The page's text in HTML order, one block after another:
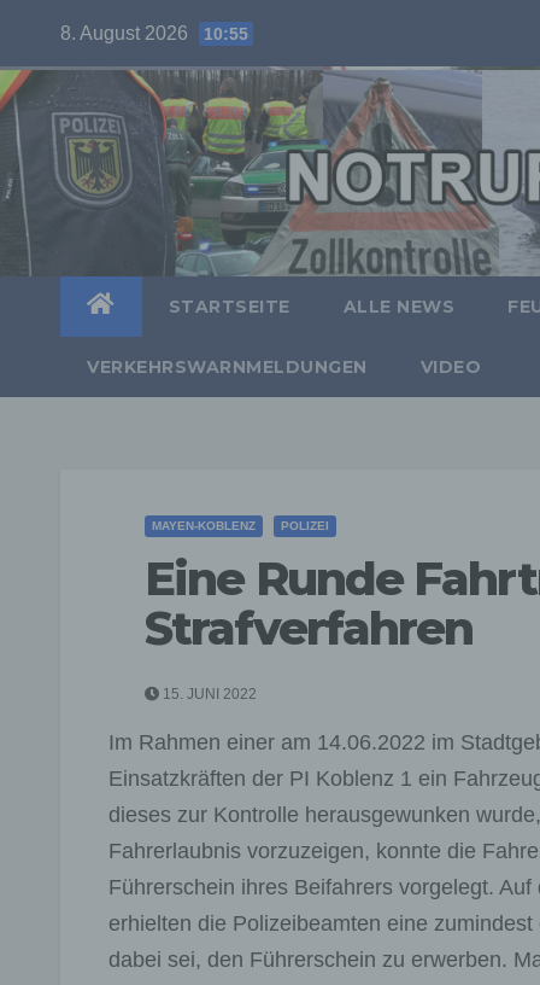
content
8. August 2026 10:55
STARTSEITE ALLE NEWS
VERKEHRSWARNMELDUNGEN VIDEO
MAYEN-KOBLENZ POLIZEI
Eine Runde
Strafverfahren
15. JUNI 2022
Im Rahmen einer am 14.06.2022 im
Einsatzkräften der PI Koblenz 1 ein
dieses zur Kontrolle herausgewunken
Fahrerlaubnis vorzuzeigen, konnte die
Führerschein ihres Beifahrers vorgelegt.
erhielten die Polizeibeamten eine
dabei sei, den Führerschein zu erwerben.